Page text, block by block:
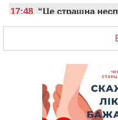
17:48 “Це страшна
ОВА виділити
17:15 На Уманщині
освіти через
У Черкасах
загиблих воїнів